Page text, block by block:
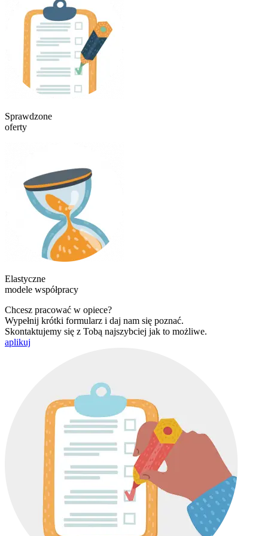
Sprawdzone
oferty
Elastyczne
modele współpracy
Chcesz pracować w opiece?
Wypełnij krótki formularz i daj nam się poznać.
Skontaktujemy się z Tobą najszybciej jak to możliwe.
aplikuj